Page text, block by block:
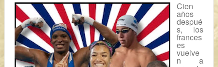
Cien
años
despué
s, los
frances
es
vuelve
n a